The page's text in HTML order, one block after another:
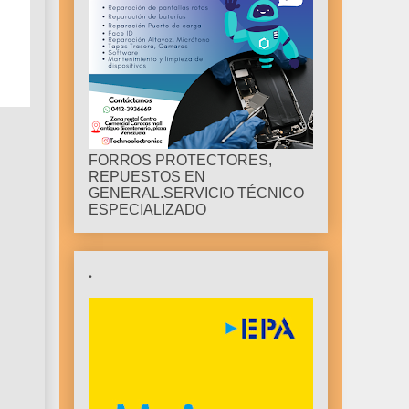
FORROS PROTECTORES,
REPUESTOS EN
GENERAL.SERVICIO TÉCNICO
ESPECIALIZADO
.